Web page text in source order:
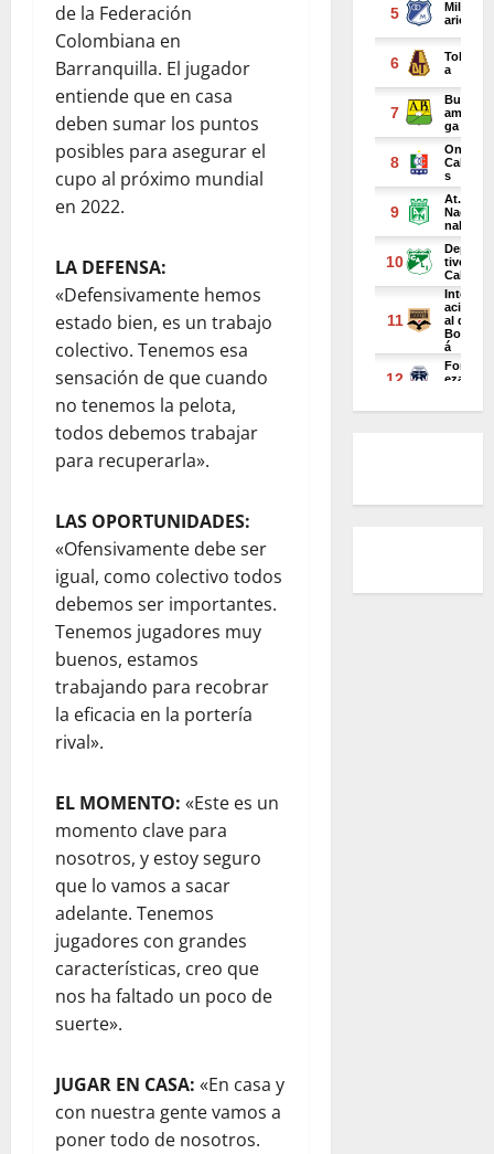
de la Federación
Colombiana en
Barranquilla. El jugador
entiende que en casa
deben sumar los puntos
posibles para asegurar el
cupo al próximo mundial
en 2022.
LA DEFENSA:
«Defensivamente hemos
estado bien, es un trabajo
colectivo. Tenemos esa
sensación de que cuando
no tenemos la pelota,
todos debemos trabajar
para recuperarla».
LAS OPORTUNIDADES:
«Ofensivamente debe ser
igual, como colectivo todos
debemos ser importantes.
Tenemos jugadores muy
buenos, estamos
trabajando para recobrar
la eficacia en la portería
rival».
EL MOMENTO: «Este es un
momento clave para
nosotros, y estoy seguro
que lo vamos a sacar
adelante. Tenemos
jugadores con grandes
características, creo que
nos ha faltado un poco de
suerte».
JUGAR EN CASA: «En casa y
con nuestra gente vamos a
poner todo de nosotros.